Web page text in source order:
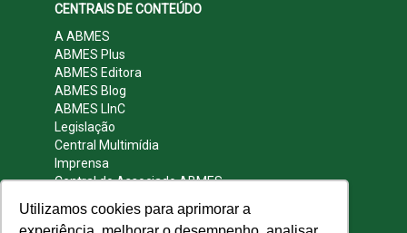
Utilizamos cookies para aprimorar a
CENTRAIS DE CONTEÚDO
A ABMES
ABMES Plus
ABMES Editora
ABMES Blog
ABMES LInC
Legislação
Central Multimídia
Imprensa
Central do Associado ABMES
REDES SOCIAIS